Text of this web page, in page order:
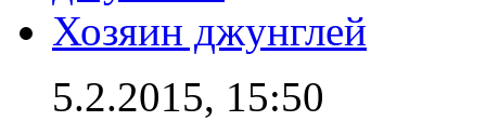
Хозяин джунглей
5.2.2015, 15:50